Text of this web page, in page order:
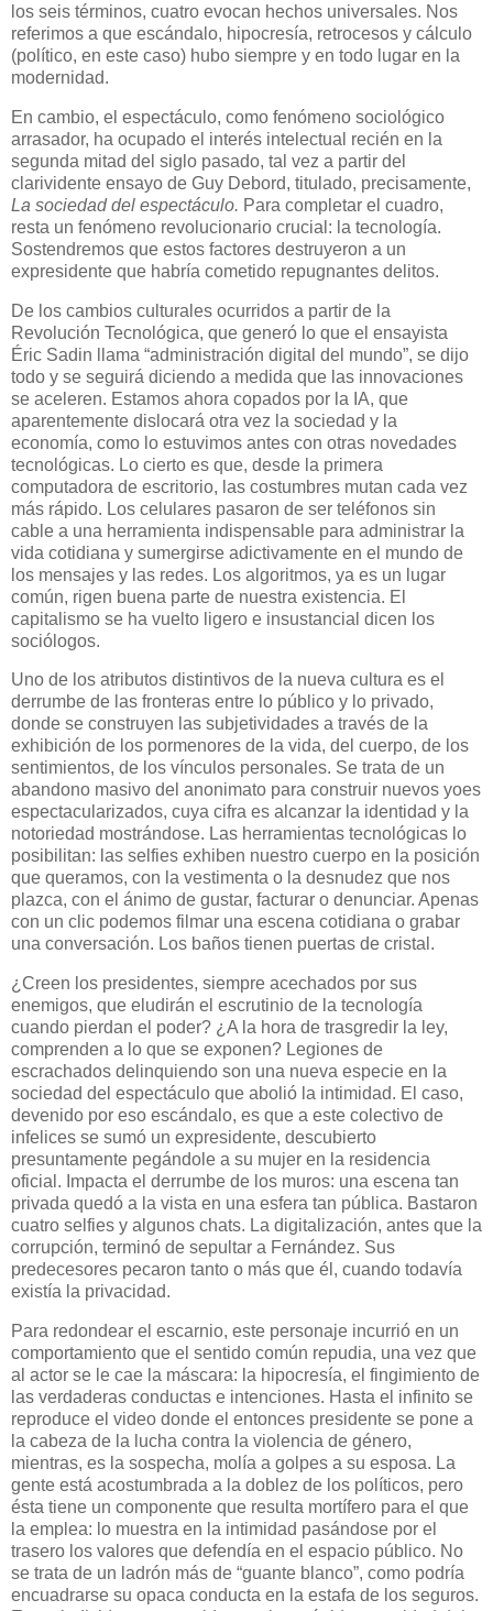
los seis términos, cuatro evocan hechos universales. Nos
referimos a que escándalo, hipocresía, retrocesos y cálculo
(político, en este caso) hubo siempre y en todo lugar en la
modernidad.
En cambio, el espectáculo, como fenómeno sociológico
arrasador, ha ocupado el interés intelectual recién en la
segunda mitad del siglo pasado, tal vez a partir del
clarividente ensayo de Guy Debord, titulado, precisamente,
La sociedad del espectáculo. Para completar el cuadro,
resta un fenómeno revolucionario crucial: la tecnología.
Sostendremos que estos factores destruyeron a un
expresidente que habría cometido repugnantes delitos.
De los cambios culturales ocurridos a partir de la
Revolución Tecnológica, que generó lo que el ensayista
Éric Sadin llama “administración digital del mundo”, se dijo
todo y se seguirá diciendo a medida que las innovaciones
se aceleren. Estamos ahora copados por la IA, que
aparentemente dislocará otra vez la sociedad y la
economía, como lo estuvimos antes con otras novedades
tecnológicas. Lo cierto es que, desde la primera
computadora de escritorio, las costumbres mutan cada vez
más rápido. Los celulares pasaron de ser teléfonos sin
cable a una herramienta indispensable para administrar la
vida cotidiana y sumergirse adictivamente en el mundo de
los mensajes y las redes. Los algoritmos, ya es un lugar
común, rigen buena parte de nuestra existencia. El
capitalismo se ha vuelto ligero e insustancial dicen los
sociólogos.
Uno de los atributos distintivos de la nueva cultura es el
derrumbe de las fronteras entre lo público y lo privado,
donde se construyen las subjetividades a través de la
exhibición de los pormenores de la vida, del cuerpo, de los
sentimientos, de los vínculos personales. Se trata de un
abandono masivo del anonimato para construir nuevos yoes
espectacularizados, cuya cifra es alcanzar la identidad y la
notoriedad mostrándose. Las herramientas tecnológicas lo
posibilitan: las selfies exhiben nuestro cuerpo en la posición
que queramos, con la vestimenta o la desnudez que nos
plazca, con el ánimo de gustar, facturar o denunciar. Apenas
con un clic podemos filmar una escena cotidiana o grabar
una conversación. Los baños tienen puertas de cristal.
¿Creen los presidentes, siempre acechados por sus
enemigos, que eludirán el escrutinio de la tecnología
cuando pierdan el poder? ¿A la hora de trasgredir la ley,
comprenden a lo que se exponen? Legiones de
escrachados delinquiendo son una nueva especie en la
sociedad del espectáculo que abolió la intimidad. El caso,
devenido por eso escándalo, es que a este colectivo de
infelices se sumó un expresidente, descubierto
presuntamente pegándole a su mujer en la residencia
oficial. Impacta el derrumbe de los muros: una escena tan
privada quedó a la vista en una esfera tan pública. Bastaron
cuatro selfies y algunos chats. La digitalización, antes que la
corrupción, terminó de sepultar a Fernández. Sus
predecesores pecaron tanto o más que él, cuando todavía
existía la privacidad.
Para redondear el escarnio, este personaje incurrió en un
comportamiento que el sentido común repudia, una vez que
al actor se le cae la máscara: la hipocresía, el fingimiento de
las verdaderas conductas e intenciones. Hasta el infinito se
reproduce el video donde el entonces presidente se pone a
la cabeza de la lucha contra la violencia de género,
mientras, es la sospecha, molía a golpes a su esposa. La
gente está acostumbrada a la doblez de los políticos, pero
ésta tiene un componente que resulta mortífero para el que
la emplea: lo muestra en la intimidad pasándose por el
trasero los valores que defendía en el espacio público. No
se trata de un ladrón más de “guante blanco”, como podría
encuadrarse su opaca conducta en la estafa de los seguros.